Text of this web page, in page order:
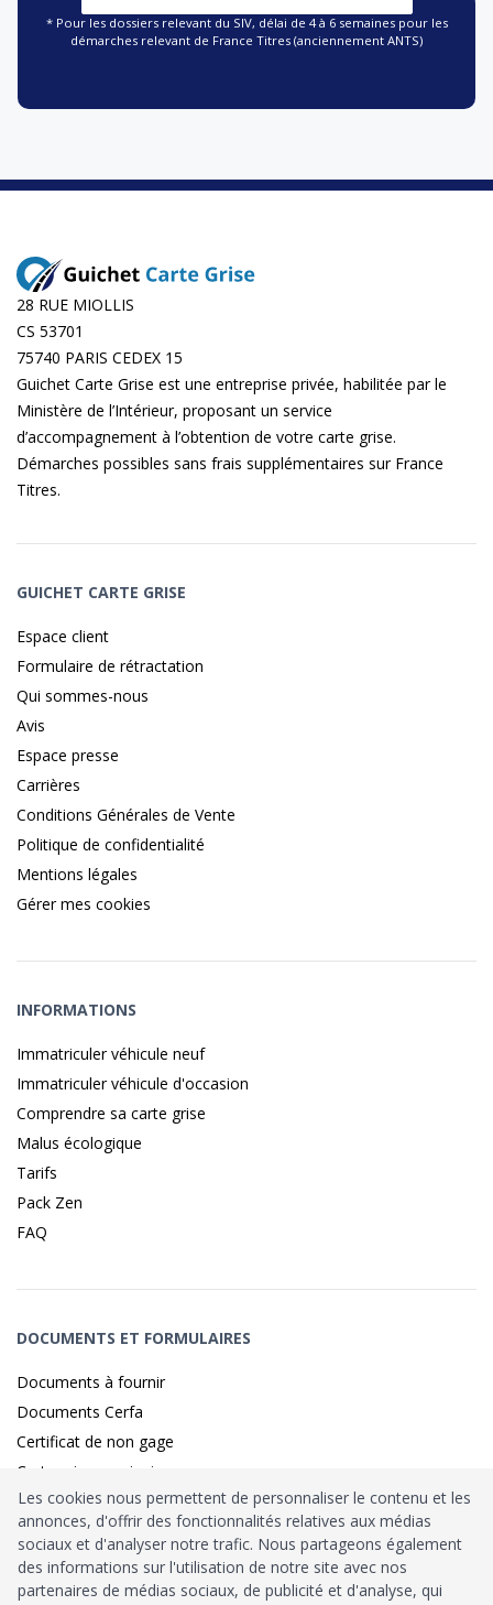
* Pour les dossiers relevant du SIV, délai de 4 à 6 semaines pour les
démarches relevant de France Titres (anciennement ANTS)
28 RUE MIOLLIS
CS 53701
75740 PARIS CEDEX 15
Guichet Carte Grise est une entreprise privée, habilitée par le
Ministère de l’Intérieur, proposant un service
d’accompagnement à l’obtention de votre carte grise.
Démarches possibles sans frais supplémentaires sur France
Titres.
GUICHET CARTE GRISE
Espace client
Formulaire de rétractation
Qui sommes-nous
Avis
Espace presse
Carrières
Conditions Générales de Vente
Politique de confidentialité
Mentions légales
Gérer mes cookies
INFORMATIONS
Immatriculer véhicule neuf
Immatriculer véhicule d'occasion
Comprendre sa carte grise
Malus écologique
Tarifs
Pack Zen
FAQ
DOCUMENTS ET FORMULAIRES
Documents à fournir
Documents Cerfa
Certificat de non gage
Carte grise provisoire
Identité sécurisé parFranceConnect
HabilitationMinistère de l’Intérieur: n°212900
Les cookies nous permettent de personnaliser le contenu et les
annonces, d'offrir des fonctionnalités relatives aux médias
sociaux et d'analyser notre trafic. Nous partageons également
des informations sur l'utilisation de notre site avec nos
partenaires de médias sociaux, de publicité et d'analyse, qui